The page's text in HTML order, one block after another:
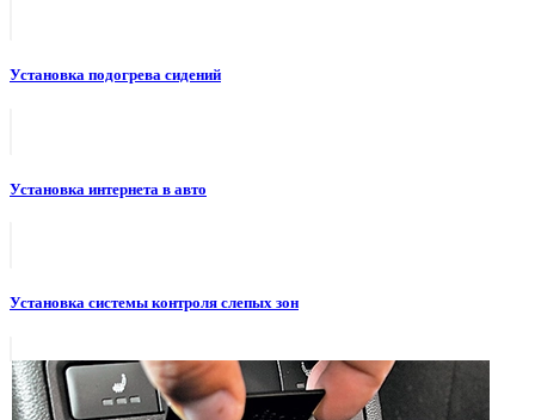
Установка подогрева сидений
Установка интернета в авто
Установка системы контроля слепых зон